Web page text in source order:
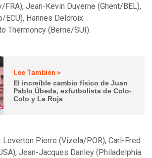
FRA), Jean-Kevin Duverne (Ghent/BEL),
ECU), Hannes Delcroix
Thermoncy (Berne/SUI).
Lee También >
El increíble cambio físico de Juan
Pablo Úbeda, exfutbolista de Colo-
Colo y La Roja
: Leverton Pierre (Vizela/POR), Carl-Fred
Jean-Jacques Danley (Philadelphia